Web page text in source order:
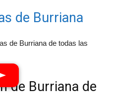
de Burriana
de Burriana de todas las
de Burriana de